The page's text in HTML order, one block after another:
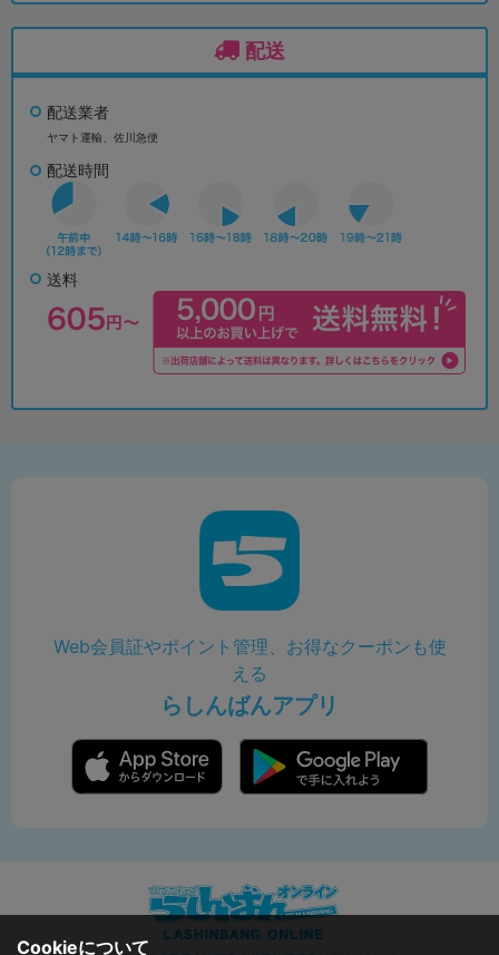
配送
配送業者
ヤマト運輸、佐川急便
配送時間
送料
Web会員証やポイント管理、お得なクーポンも使
える
らしんばんアプリ
Cookieについて